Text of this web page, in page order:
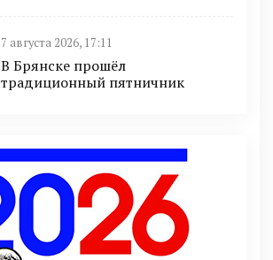
7 августа 2026, 17:11
В Брянске прошёл
традиционный пятничник